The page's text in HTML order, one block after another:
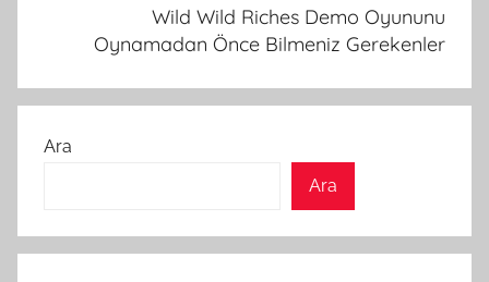
Wild Wild Riches Demo Oyununu
Oynamadan Önce Bilmeniz Gerekenler
Ara
Ara